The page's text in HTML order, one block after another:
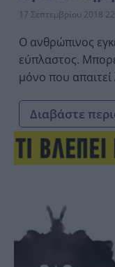
17 Σεπτεμβρίου 2018
Ο ανθρώπινος
εύπλαστος.
μόνο που
Διαβάστε